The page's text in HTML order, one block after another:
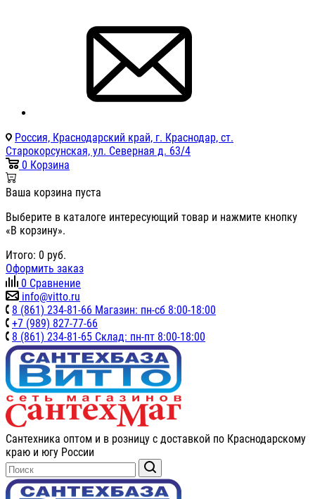
Россия, Краснодарский край, г. Краснодар, ст.
Старокорсунская, ул. Северная д. 63/4
0 Корзина
Ваша корзина пуста
Выберите в каталоге интересующий товар и нажмите кнопку
«В корзину».
Итого: 0 руб.
Оформить заказ
0 Сравнение
info@vitto.ru
8 (861) 234-81-66 Магазин: пн-сб 8:00-18:00
+7 (989) 827-77-66
8 (861) 234-81-65 Склад: пн-пт 8:00-18:00
Сантехника оптом и в розницу с доставкой по Краснодарскому
краю и югу России